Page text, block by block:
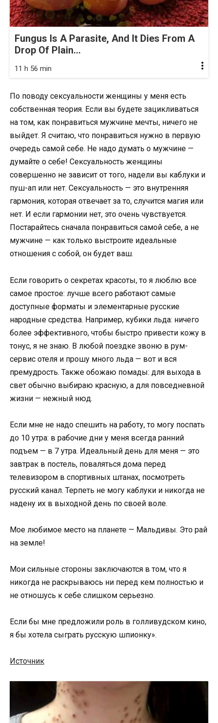
Fungus Is A Parasite, And It Dies From A
Drop Of Plain...
11 h 56 min
По поводу сексуальности женщины у меня есть
собственная теория. Если вы будете зацикливаться
на том, как понравиться мужчине мечты, ничего не
выйдет. Я считаю, что понравиться нужно в первую
очередь самой себе. Не надо думать о мужчине —
думайте о себе! Сексуальность женщины
совершенно не зависит от того, надели вы каблуки и
пуш-ап или нет. Сексуальность — это внутренняя
гармония, которая отвечает за то, случится магия или
нет. И если гармонии нет, это очень чувствуется.
Постарайтесь сначала понравиться самой себе, а не
мужчине — как только выстроите идеальные
отношения с собой, он будет ваш.
Если говорить о секретах красоты, то я люблю все
самое простое: лучше всего работают самые
доступные форматы и элементарные русские
народные средства. Например, кубики льда: ничего
более эффективного, чтобы быстро привести кожу в
тонус, я не знаю. В любой поездке звоню в рум-
сервис отеля и прошу много льда — вот и вся
премудрость. Также обожаю помады: для выхода в
свет обычно выбираю красную, а для повседневной
жизни — нежный нюд.
Если мне не надо спешить на работу, то могу поспать
‪до 10 утра‬: в рабочие дни у меня всегда ранний
подъем — ‪в 7 утра‬. Идеальный день для меня — это
завтрак в постель, поваляться дома перед
телевизором в спортивных штанах, посмотреть
русский канал. Терпеть не могу каблуки и никогда не
надену их в выходной день по своей воле.
Мое любимое место на планете — Мальдивы. Это рай
на земле!
Мои сильные стороны заключаются в том, что я
никогда не раскрываюсь ни перед кем полностью и
не отношусь к себе слишком серьезно.
Если бы мне предложили роль в голливудском кино,
я бы хотела сыграть русскую шпионку».
Источник